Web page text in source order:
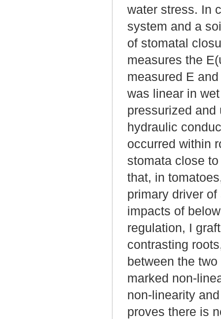
water stress. In
system and a
of stomatal
measures the
measured E
was linear in
pressurized
hydraulic
occurred within
stomata close
that, in
primary driver
impacts of
regulation, I
contrasting
between the
marked non-
non-linearity
proves there is